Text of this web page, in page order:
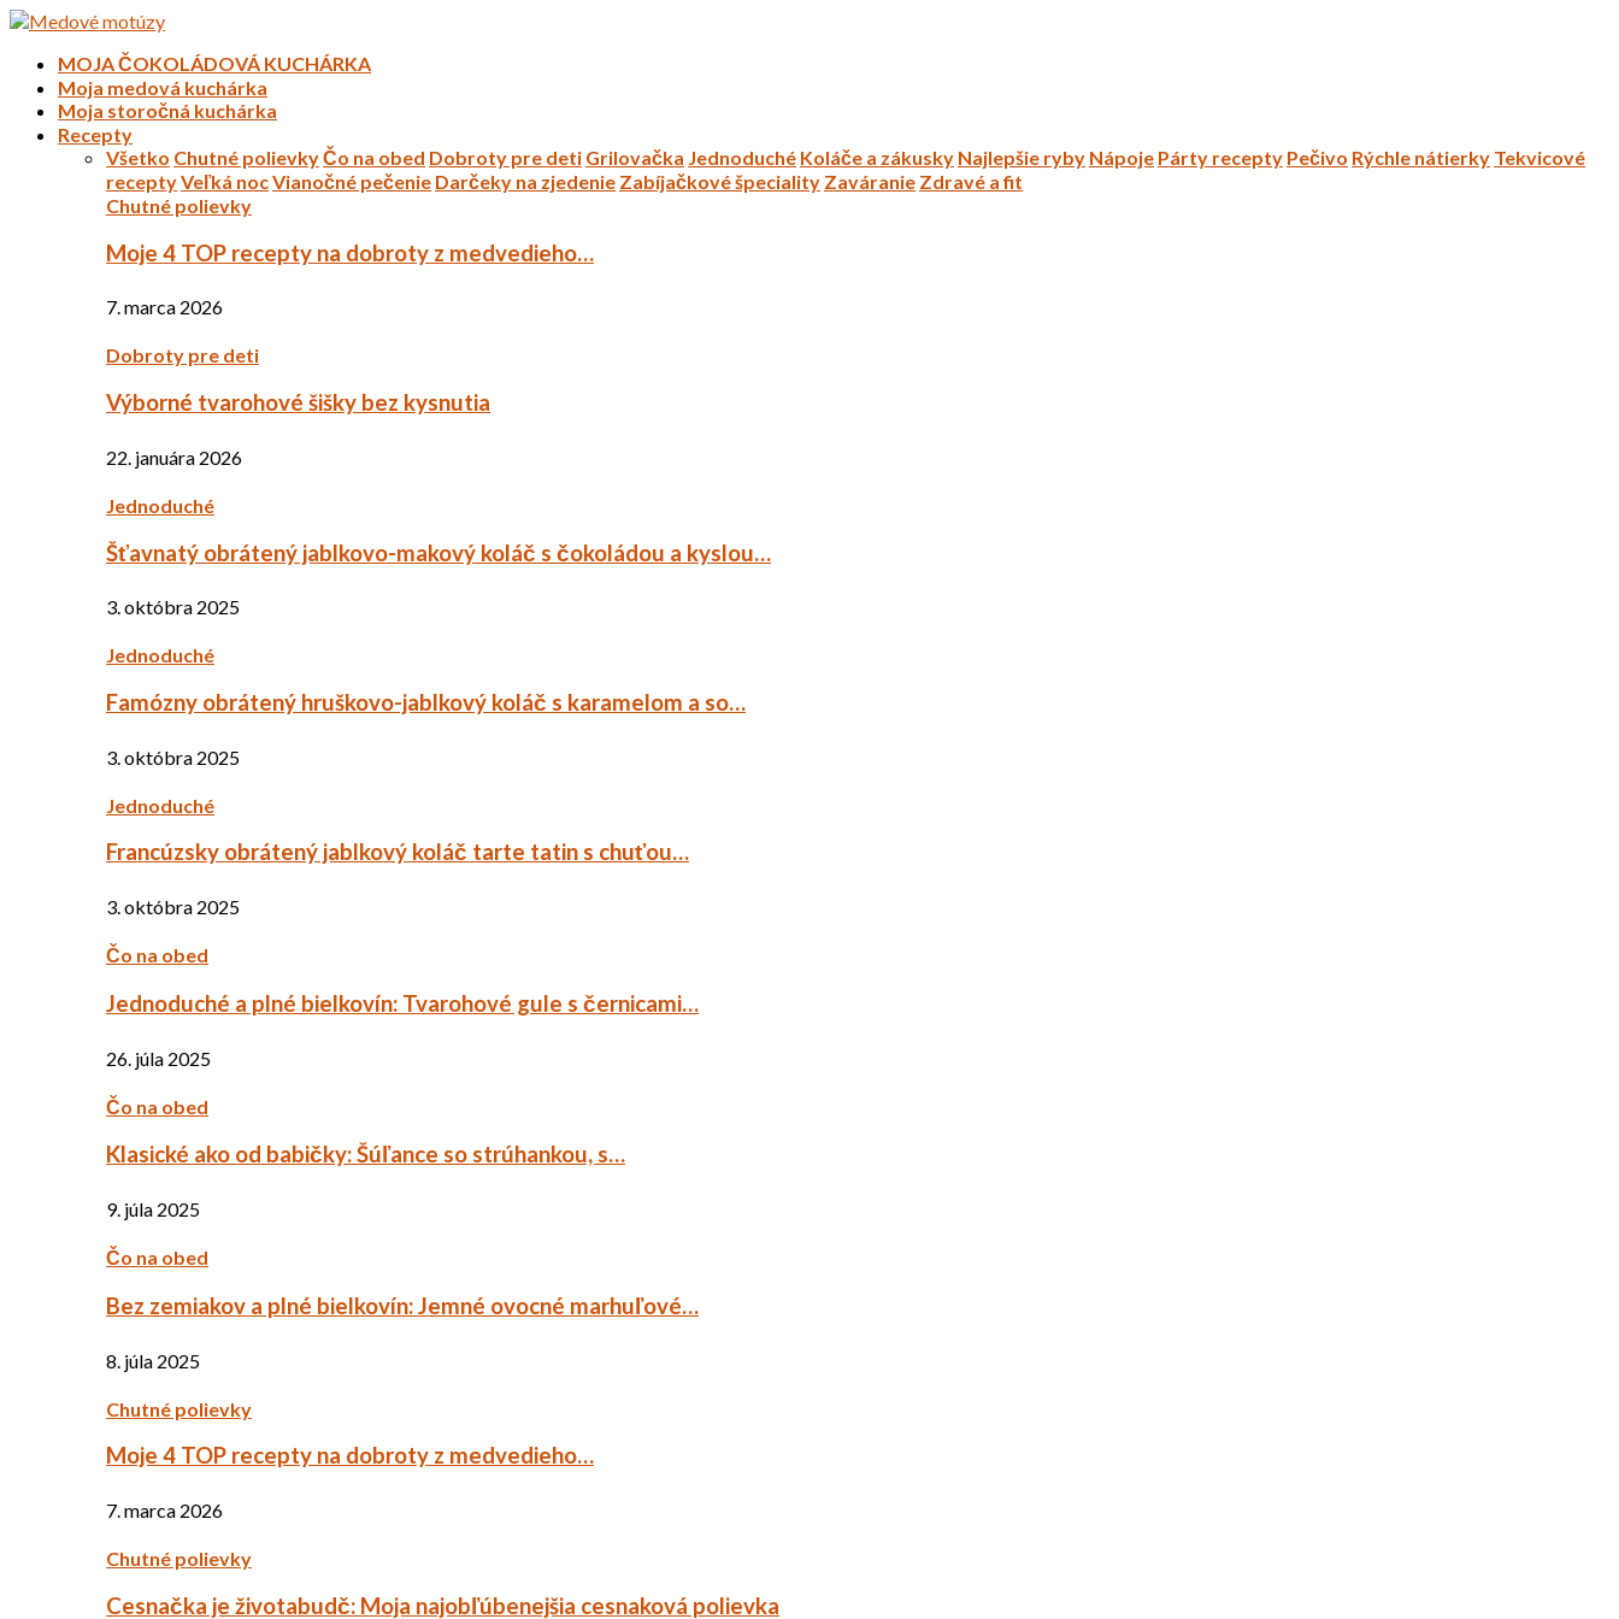
MOJA ČOKOLÁDOVÁ KUCHÁRKA
Moja medová kuchárka
Moja storočná kuchárka
Recepty
Všetko Chutné polievkyČo na obed Dobroty pre deti Grilovačka Jednoduché Koláče a zákusky Najlepšie ryby Nápoje Párty recepty Pečivo Rýchle nátierky Tekvicové
receptyVeľká nocVianočné pečenie Darčeky na zjedenie Zabíjačkové špeciality Zaváranie Zdravé a fit
Chutné polievky
Moje 4 TOP recepty na dobroty z medvedieho…
7. marca 2026
Dobroty pre deti
Výborné tvarohové šišky bez kysnutia
22. januára 2026
Jednoduché
Šťavnatý obrátený jablkovo-makový koláč s čokoládou a kyslou…
3. októbra 2025
Jednoduché
Famózny obrátený hruškovo-jablkový koláč s karamelom a so…
3. októbra 2025
Jednoduché
Francúzsky obrátený jablkový koláč tarte tatin s chuťou…
3. októbra 2025
Čo na obed
Jednoduché a plné bielkovín: Tvarohové gule s černicami…
26. júla 2025
Čo na obed
Klasické ako od babičky: Šúľance so strúhankou, s…
9. júla 2025
Čo na obed
Bez zemiakov a plné bielkovín: Jemné ovocné marhuľové…
8. júla 2025
Chutné polievky
Moje 4 TOP recepty na dobroty z medvedieho…
7. marca 2026
Chutné polievky
Cesnačka je životabudč: Moja najobľúbenejšia cesnaková polievka